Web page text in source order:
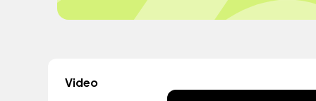
Video